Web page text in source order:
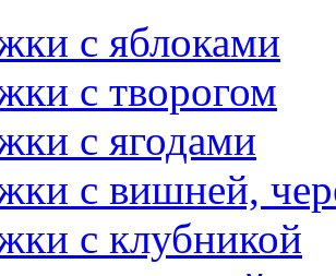
с яблоками
с творогом
с ягодами
с вишней,
с клубникой